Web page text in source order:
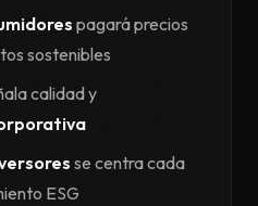
pagará precios
sostenibles
calidad y
se centra cada
ESG